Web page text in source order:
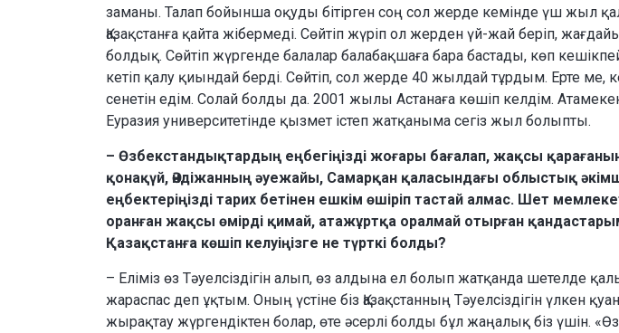
заманы. Талап бойынша оқуды бітірген соң сол жерде кемінде үш жыл
Қазақстанға қайта жібермеді. Сөйтіп жүріп ол жерден үй-жай беріп,
болдық. Сөйтіп жүргенде балалар балабақшаға бара бастады, көп
кетіп қалу қиындай берді. Сөйтіп, сол жерде 40 жылдай тұрдым. Ерте
сенетін едім. Солай болды да. 2001 жылы Астанаға көшіп келдім.
Еуразия университетінде қызмет істеп жатқаныма сегіз жыл болыпты.
– Өзбекстандықтардың еңбегіңізді жоғары бағалап, жақсы қарағанын
қонақүй, Әндіжанның әуежайы, Самарқан қаласындағы облыстық
еңбектеріңізді тарих бетінен ешкім өшіріп тастай алмас. Шет
оранған жақсы өмірді қимай, атажұртқа оралмай отырған
Қазақстанға көшіп келуіңізге не түрткі болды?
– Еліміз өз Тәуелсіздігін алып, өз алдына ел болып жатқанда шетелде
жараспас деп ұқтым. Оның үстіне біз Қазақстанның Тәуелсіздігін үлкен
жырақтау жүргендіктен болар, өте әсерлі болды бұл жаңалық біз үшін.